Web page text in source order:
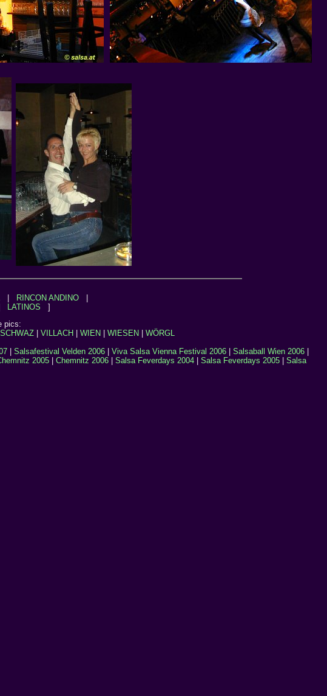
RINCON ANDINO
LATINOS ]
pics:
SCHWAZ| VILLACH WIEN WIESEN
WÖRGL
| Salsafestival Velden 2006| Viva Salsa Vienna Festival 2006| Salsaball Wien 2006|
2005 Chemnitz 2006 Salsa Feverdays 2004 Salsa Feverdays 2005
Salsa